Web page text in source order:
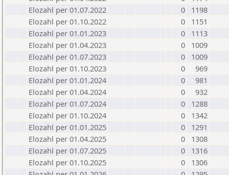
Elozahl per 01.07.2022
0
1198
Elozahl per 01.10.2022
0
1151
Elozahl per 01.01.2023
0
1113
Elozahl per 01.04.2023
0
1009
Elozahl per 01.07.2023
0
1009
Elozahl per 01.10.2023
0
969
Elozahl per 01.01.2024
0
981
Elozahl per 01.04.2024
0
932
Elozahl per 01.07.2024
0
1288
Elozahl per 01.10.2024
0
1342
Elozahl per 01.01.2025
0
1291
Elozahl per 01.04.2025
0
1308
Elozahl per 01.07.2025
0
1316
Elozahl per 01.10.2025
0
1306